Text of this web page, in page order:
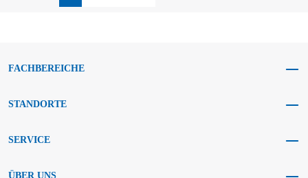
FACHBEREICHE
STANDORTE
SERVICE
ÜBER UNS